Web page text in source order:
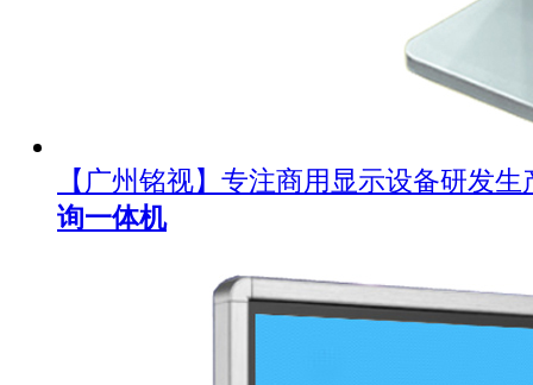
【广州铭视】专注商用显示设备研发
询一体机